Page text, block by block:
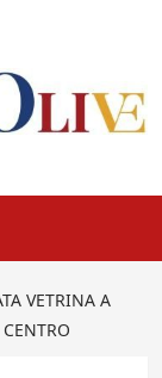
VETRINA A